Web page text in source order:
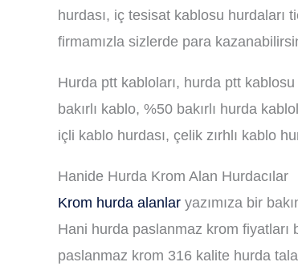
hurdası, iç tesisat kablosu hurdaları
firmamızla sizlerde para
Hurda ptt kabloları, hurda ptt
bakırlı kablo, %50 bakırlı hurda
içli kablo hurdası, çelik zırhlı kablo
Hanide Hurda Krom Alan Hurdacılar
Krom hurda alanlar yazımıza bir
Hani hurda paslanmaz krom
paslanmaz krom 316 kalite hurda